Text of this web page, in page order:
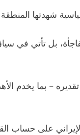
شهدتها
بل تأتي في
– بما يخدم
على حساب